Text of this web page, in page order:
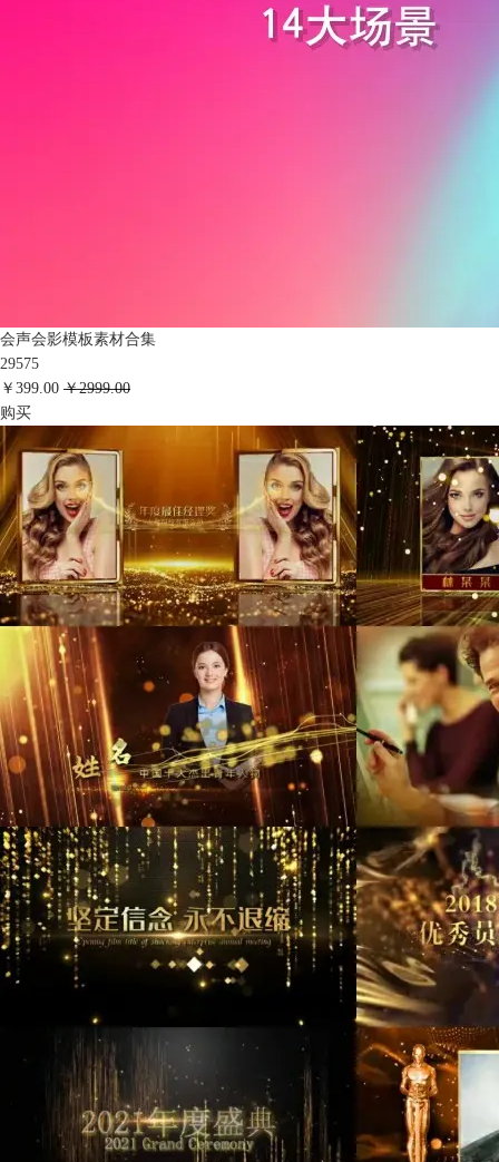
会声会影模板素材合集
29575
￥399.00 ￥2999.00
购买